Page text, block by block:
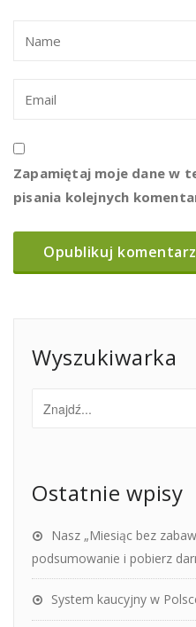
Zapamiętaj moje dane w
pisania kolejnych
Wyszukiwarka
Ostatnie wpisy
Nasz „Miesiąc bez
podsumowanie i pobierz
System kaucyjny w